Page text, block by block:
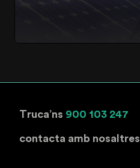
Truca’ns 900 103 247
contacta amb nosaltres